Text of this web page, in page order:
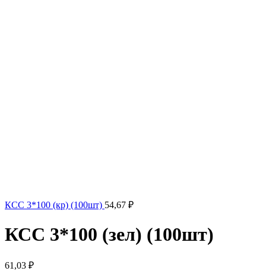
КСС 3*100 (кр) (100шт) 54,67 ₽
КСС 3*100 (зел) (100шт)
61,03 ₽